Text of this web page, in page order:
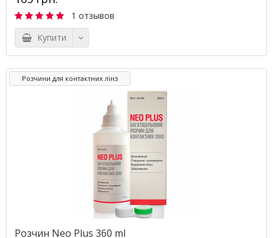
1 отзывов
Купити
Розчини для контактних лінз
Розчин Neo Plus 360 ml